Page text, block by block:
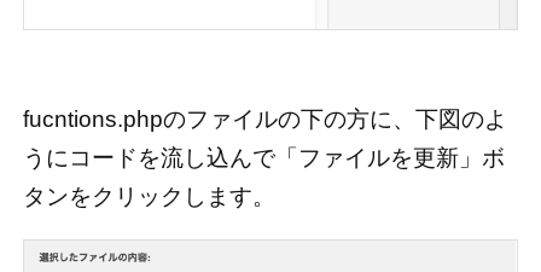
fucntions.phpのファイルの下の方に、下図のよ
うにコードを流し込んで「ファイルを更新」ボ
タンをクリックします。